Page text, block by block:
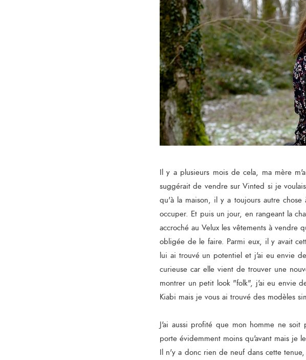
Il y a plusieurs mois de cela, ma mère
suggérait de vendre sur Vinted si je
qu'à la maison, il y a toujours autre
occuper. Et puis un jour, en rangeant la
accroché au Velux les vêtements à
obligée de le faire. Parmi eux, il y avait
lui ai trouvé un potentiel et j'ai eu envie
curieuse car elle vient de trouver une
montrer un petit look "folk", j'ai eu envie
Kiabi mais je vous ai trouvé des modèles
J'ai aussi profité que mon homme ne
porte évidemment moins qu'avant mais je
Il n'y a donc rien de neuf dans cette